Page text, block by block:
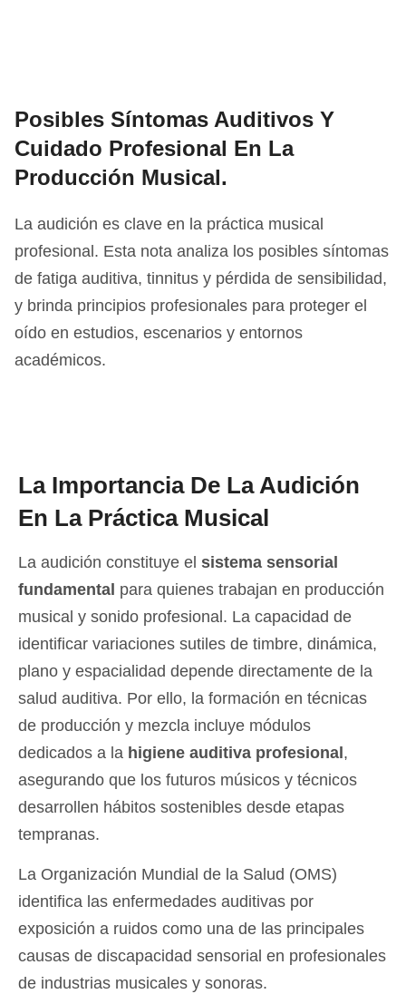
Posibles Síntomas Auditivos Y
Cuidado Profesional En La
Producción Musical.
La audición es clave en la práctica musical
profesional. Esta nota analiza los posibles síntomas
de fatiga auditiva, tinnitus y pérdida de sensibilidad,
y brinda principios profesionales para proteger el
oído en estudios, escenarios y entornos
académicos.
La Importancia De La Audición
En La Práctica Musical
La audición constituye el sistema sensorial
fundamental para quienes trabajan en producción
musical y sonido profesional. La capacidad de
identificar variaciones sutiles de timbre, dinámica,
plano y espacialidad depende directamente de la
salud auditiva. Por ello, la formación en técnicas
de producción y mezcla incluye módulos
dedicados a la higiene auditiva profesional ,
asegurando que los futuros músicos y técnicos
desarrollen hábitos sostenibles desde etapas
tempranas.
La Organización Mundial de la Salud (OMS)
identifica las enfermedades auditivas por
exposición a ruidos como una de las principales
causas de discapacidad sensorial en profesionales
de industrias musicales y sonoras.